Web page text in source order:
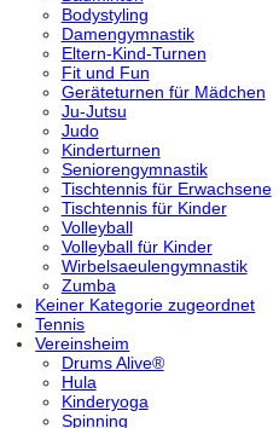
Bodystyling
Damengymnastik
Eltern-Kind-Turnen
Fit und Fun
Geräteturnen für Mädchen
Ju-Jutsu
Judo
Kinderturnen
Seniorengymnastik
Tischtennis für Erwachsene
Tischtennis für Kinder
Volleyball
Volleyball für Kinder
Wirbelsaeulengymnastik
Zumba
Keiner Kategorie zugeordnet
Tennis
Vereinsheim
Drums Alive®
Hula
Kinderyoga
Spinning